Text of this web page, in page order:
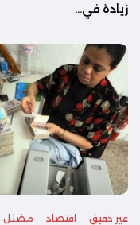
زيادة في...
غير دقيق اقتصاد مضلل